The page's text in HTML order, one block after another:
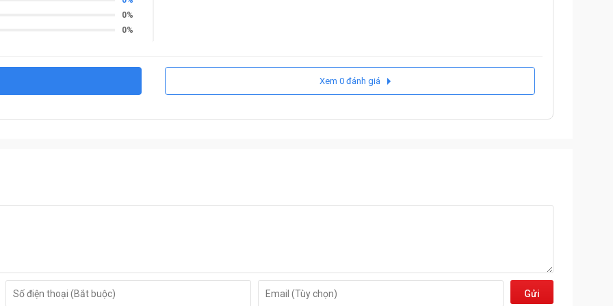
bản lề ngoài trang bị 10 chốt đúc đặc cắm sâu vào
0%
0%
Xem 0 đánh giá
Gửi